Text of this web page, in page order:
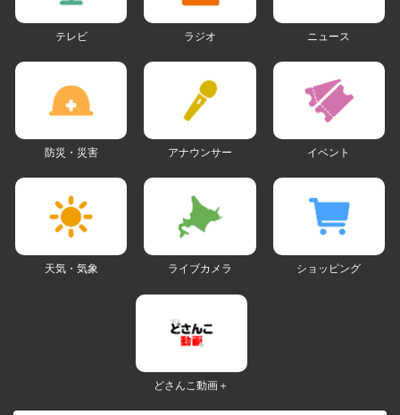
テレビ ラジオ ニュース
防災・災害 アナウンサー イベント
天気・気象 ライブカメラ ショッピング
どさんこ動画＋